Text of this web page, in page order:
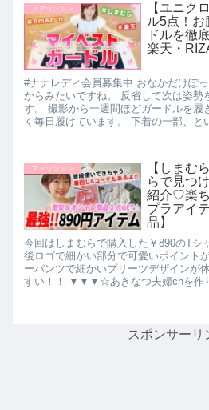
ファッション
【ユニク
ル5点！
ドルを徹
楽天・
#ナナレディ会員募集中 おなかだけぽ
からみたいですね。 反省して次は姿勢
す。 撮影から一週間ほどガードルを履
く毎日履けています。 下着の一部、と
ファッション
【しまむ
らで見つ
紹介♡楽
プラアイ
品】
今回はしまむらで購入した￥890のTシ
後ロゴで細かい部分で可愛いポイント
ーパンツで細かいプリーツデザインが
すい！！ ▼▼▼☆あきなつ夫婦chを
スポンサーリ